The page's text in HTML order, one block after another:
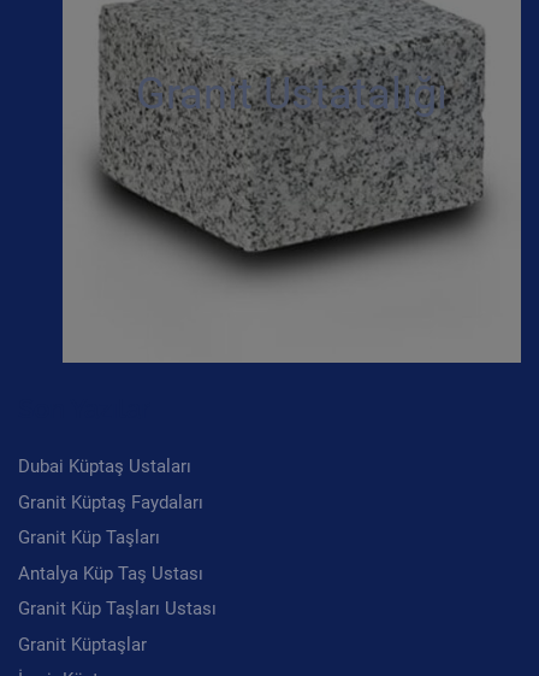
Granit Ustatalığı
Dubai Küptaş Ustaları
Granit Küptaş Faydaları
Granit Küp Taşları
Antalya Küp Taş Ustası
Granit Küp Taşları Ustası
Granit Küptaşlar